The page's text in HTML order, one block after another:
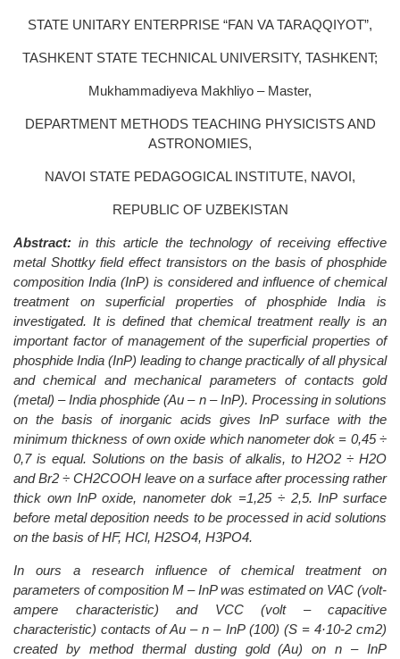
STATE UNITARY ENTERPRISE “FAN VA TARAQQIYOT”,
TASHKENT STATE TECHNICAL UNIVERSITY, TASHKENT;
Mukhammadiyeva Makhliyo – Master,
DEPARTMENT METHODS TEACHING PHYSICISTS AND
ASTRONOMIES,
NAVOI STATE PEDAGOGICAL INSTITUTE, NAVOI,
REPUBLIC OF UZBEKISTAN
Abstract: in this article the technology of receiving effective
metal Shottky field effect transistors on the basis of phosphide
composition India (InP) is considered and influence of chemical
treatment on superficial properties of phosphide India is
investigated. It is defined that chemical treatment really is an
important factor of management of the superficial properties of
phosphide India (InP) leading to change practically of all physical
and chemical and mechanical parameters of contacts gold
(metal) – India phosphide (Au – n – InP). Processing in solutions
on the basis of inorganic acids gives InP surface with the
minimum thickness of own oxide which nanometer dok = 0,45 ÷
0,7 is equal. Solutions on the basis of alkalis, to H2O2 ÷ H2O
and Br2 ÷ CH2COOH leave on a surface after processing rather
thick own InP oxide, nanometer dok =1,25 ÷ 2,5. InP surface
before metal deposition needs to be processed in acid solutions
on the basis of HF, HCl, H2SO4, H3PO4.
In ours a research influence of chemical treatment on
parameters of composition M – InP was estimated on VAC (volt-
ampere characteristic) and VСС (volt – capacitive
characteristic) contacts of Au – n – InP (100) (S = 4·10-2 cm2)
created by method thermal dusting gold (Au) on n – InP